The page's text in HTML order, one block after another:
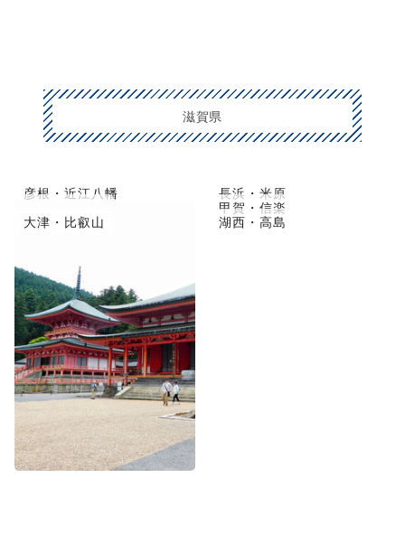
滋賀県
彦根・近江八幡
長浜・米原
甲賀・信楽
大津・比叡山
湖西・高島